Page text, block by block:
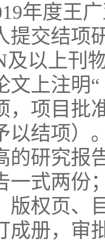
年度王
提交结项
及以上刊
文上注明
，项目批
以结项）
的研究报
一式两份
版权页、
成册，审